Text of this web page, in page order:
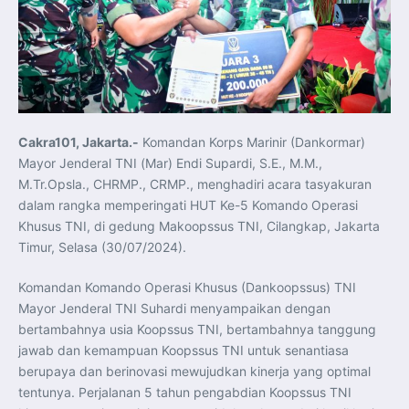
Koordinasi Jaga Stabilitas Keuangan dan Kepercayaan
Pasar
Presiden Prabowo Perkuat Sinergi Perguruan Tinggi dan
PT PAL untuk Majukan Industri Perkapalan Nasional
KASAL dan Panglima Armada Pasifik Rusia Resmi Buka
Latma ORRUDA 2026
T-50i Golden Eagle TNI AU Meriahkan Pitch Black Mindil
Beach Flying Display 2026
Indonesia dan Turki Sepakati Joint Action Plan 2026–
Balai Vokasi
TNI AU Tingkatkan Kemampuan Personel melalui
Pelatihan Signal Radio untuk Misi Pertahanan Udara dan
Radar
Menkeu Purbaya Instruksikan Penyelarasan Aturan KEK
untuk Perkuat Daya Saing Industri Dalam Negeri
Mentan Amran Pacu Produksi Gula Nasional, Target
Swasembada Gula Putih Dua Tahun dan Tembus 3 Juta
Ton
Menlu Sugiono Tekankan Inovasi sebagai Kunci
Latma ORRUDA 2026 di Vladivostok Perkuat Diplomasi
Maritim TNI AL dan Rusia
Latihan DACT di Exercise Pitch Black 2026 Tingkatkan
Kesiapan Tempur Penerbang TNI AU
Menlu Sugiono: “Kekuatan Ekonomi ASEAN-RRT Harus
Menjadi Penopang Stabilitas Kawasan”
ASEAN dan Amerika Serikat Perkuat Kemitraan untuk
Jaga Stabilitas Kawasan dan Dorong Pertumbuhan
Ekonomi
Presiden Prabowo Terima Direktur FBI, Indonesia dan AS
Cakra101, Jakarta.- Komandan Korps Marinir (Dankormar)
Mayor Jenderal TNI (Mar) Endi Supardi, S.E., M.M.,
M.Tr.Opsla., CHRMP., CRMP., menghadiri acara tasyakuran
dalam rangka memperingati HUT Ke-5 Komando Operasi
Khusus TNI, di gedung Makoopssus TNI, Cilangkap, Jakarta
Timur, Selasa (30/07/2024).
Komandan Komando Operasi Khusus (Dankoopssus) TNI
Mayor Jenderal TNI Suhardi menyampaikan dengan
bertambahnya usia Koopssus TNI, bertambahnya tanggung
jawab dan kemampuan Koopssus TNI untuk senantiasa
berupaya dan berinovasi mewujudkan kinerja yang optimal
tentunya. Perjalanan 5 tahun pengabdian Koopssus TNI